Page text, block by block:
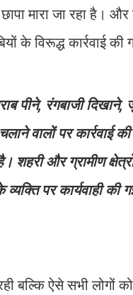
मारा जा रहा है। और
के विरूद्ध कार्रवाई की
पीने, रंगबाजी
चलाने वालों पर
शहरी और ग्रामीण
पर कार्यवाही की
बल्कि ऐसे सभी